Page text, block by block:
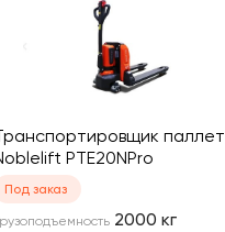
паллет
PTE20NPro
Под заказ
2000 кг